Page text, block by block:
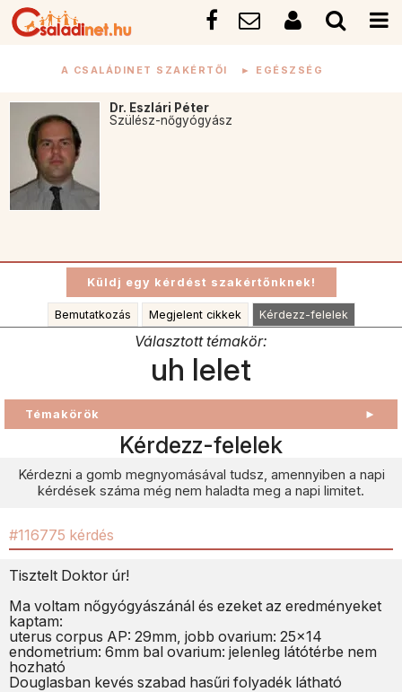
A CSALÁDINET SZAKÉRTŐI ► EGÉSZSÉG
Dr. Eszlári Péter
Szülész-nőgyógyász
Bemutatkozás Megjelent cikkek Kérdezz-felelek
Választott témakör:
uh lelet
Témakörök ►
Kérdezz-felelek
Kérdezni a gomb megnyomásával tudsz, amennyiben a napi
kérdések száma még nem haladta meg a napi limitet.
#116775 kérdés
Tisztelt Doktor úr!
Ma voltam nőgyógyászánál és ezeket az eredményeket
kaptam:
uterus corpus AP: 29mm, jobb ovarium: 25x14
endometrium: 6mm bal ovarium: jelenleg látótérbe nem
hozható
Douglasban kevés szabad hasűri folyadék látható